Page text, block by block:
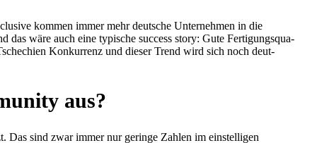
kommen immer mehr deut­sche Unter­neh­men in die
wäre auch eine typi­sche success story: Gute Fer­ti­gungs­qua­
Kon­kur­renz und dieser Trend wird sich noch deut­
aus?
Das sind zwar immer nur geringe Zahlen im ein­stel­li­gen